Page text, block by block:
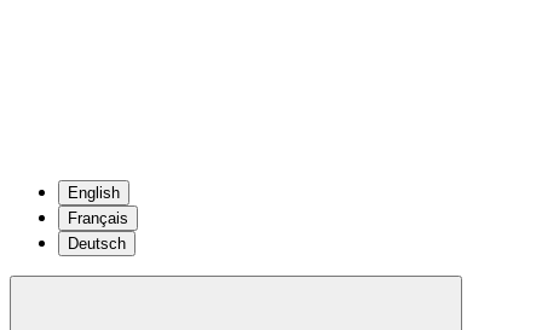
English
Français
Deutsch